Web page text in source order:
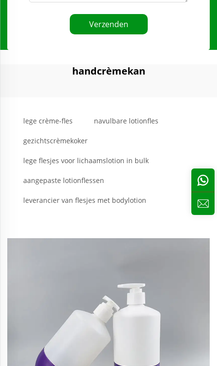
Verzenden
handcrèmekan
lege crème-fles navulbare lotionfles
gezichtscrèmekoker
lege flesjes voor lichaamslotion in bulk
aangepaste lotionflessen
leverancier van flesjes met bodylotion